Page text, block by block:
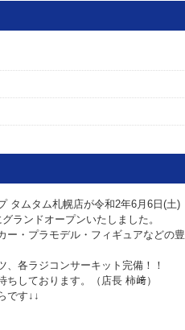
タムタム札幌店が令和2年6月6日(土)
ランドオープンいたしました。
ー・プラモデル・フィギュアなどの豊
、各ラジコンサーキット完備！！
しております。（店長 柿﨑）
です↓↓